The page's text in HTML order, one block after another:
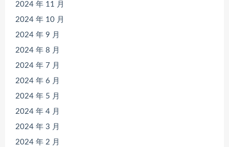
2024 年 11 月
2024 年 10 月
2024 年 9 月
2024 年 8 月
2024 年 7 月
2024 年 6 月
2024 年 5 月
2024 年 4 月
2024 年 3 月
2024 年 2 月